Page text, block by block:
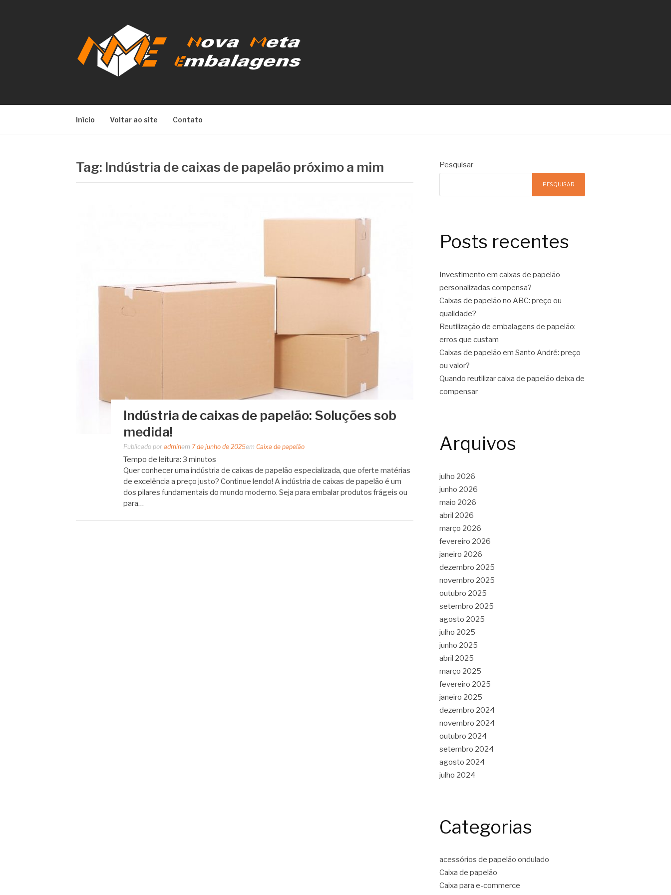
Início Voltar ao site Contato
Tag: Indústria de caixas de papelão próximo a mim
Indústria de caixas de papelão: Soluções sob
medida!
Publicado por adminem 7 de junho de 2025em Caixa de papelão
Tempo de leitura: 3 minutos
Quer conhecer uma indústria de caixas de papelão especializada, que oferte matérias
de excelência a preço justo? Continue lendo! A indústria de caixas de papelão é um
dos pilares fundamentais do mundo moderno. Seja para embalar produtos frágeis ou
para…
Pesquisar
PESQUISAR
Posts recentes
Investimento em caixas de papelão
personalizadas compensa?
Caixas de papelão no ABC: preço ou
qualidade?
Reutilização de embalagens de papelão:
erros que custam
Caixas de papelão em Santo André: preço
ou valor?
Quando reutilizar caixa de papelão deixa de
compensar
Arquivos
julho 2026
junho 2026
maio 2026
abril 2026
março 2026
fevereiro 2026
janeiro 2026
dezembro 2025
novembro 2025
outubro 2025
setembro 2025
agosto 2025
julho 2025
junho 2025
abril 2025
março 2025
fevereiro 2025
janeiro 2025
dezembro 2024
novembro 2024
outubro 2024
setembro 2024
agosto 2024
julho 2024
Categorias
acessórios de papelão ondulado
Caixa de papelão
Caixa para e-commerce